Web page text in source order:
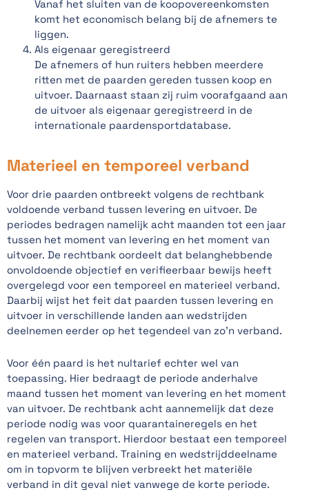
Vanaf het sluiten van de koopovereenkomsten
komt het economisch belang bij de afnemers te
liggen.
Als eigenaar geregistreerd
De afnemers of hun ruiters hebben meerdere
ritten met de paarden gereden tussen koop en
uitvoer. Daarnaast staan zij ruim voorafgaand aan
de uitvoer als eigenaar geregistreerd in de
internationale paardensportdatabase.
Materieel en temporeel verband
Voor drie paarden ontbreekt volgens de rechtbank
voldoende verband tussen levering en uitvoer. De
periodes bedragen namelijk acht maanden tot een jaar
tussen het moment van levering en het moment van
uitvoer. De rechtbank oordeelt dat belanghebbende
onvoldoende objectief en verifieerbaar bewijs heeft
overgelegd voor een temporeel en materieel verband.
Daarbij wijst het feit dat paarden tussen levering en
uitvoer in verschillende landen aan wedstrijden
deelnemen eerder op het tegendeel van zo'n verband.
Voor één paard is het nultarief echter wel van
toepassing. Hier bedraagt de periode anderhalve
maand tussen het moment van levering en het moment
van uitvoer. De rechtbank acht aannemelijk dat deze
periode nodig was voor quarantaineregels en het
regelen van transport. Hierdoor bestaat een temporeel
en materieel verband. Training en wedstrijddeelname
om in topvorm te blijven verbreekt het materiële
verband in dit geval niet vanwege de korte periode.